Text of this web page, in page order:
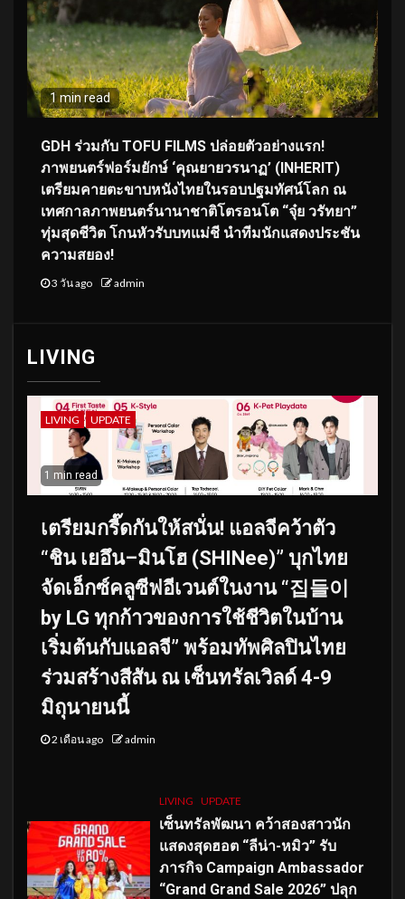
1 min read
GDH ร่วมกับ TOFU FILMS ปล่อยตัวอย่างแรก!
ภาพยนตร์ฟอร์มยักษ์ ‘คุณยายวรนาฏ’ (INHERIT)
เตรียมคายตะขาบหนังไทยในรอบปฐมทัศน์โลก ณ
เทศกาลภาพยนตร์นานาชาติโตรอนโต “จุ๋ย วรัทยา”
ทุ่มสุดชีวิต โกนหัวรับบทแม่ชี นำทีมนักแสดงประชัน
ความสยอง!
3 วัน ago admin
LIVING
LIVING UPDATE
1 min read
เตรียมกรี๊ดกันให้สนั่น! แอลจีคว้าตัว
“ชิน เยอึน–มินโฮ (SHINee)” บุกไทย
จัดเอ็กซ์คลูซีฟอีเวนต์ในงาน “집들이
by LG ทุกก้าวของการใช้ชีวิตในบ้าน
เริ่มต้นกับแอลจี” พร้อมทัพศิลปินไทย
ร่วมสร้างสีสัน ณ เซ็นทรัลเวิลด์ 4-9
มิถุนายนนี้
2 เดือน ago admin
LIVING UPDATE
เซ็นทรัลพัฒนา คว้าสองสาวนัก
แสดงสุดฮอต “ลีน่า-หมิว” รับ
ภารกิจ Campaign Ambassador
“Grand Grand Sale 2026” ปลุก